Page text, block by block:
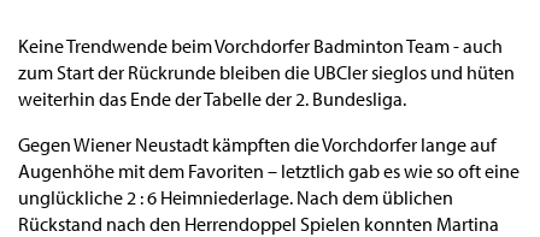
Keine Trendwende beim Vorchdorfer Badminton Team - auch
zum Start der Rückrunde bleiben die UBCler sieglos und hüten
weiterhin das Ende der Tabelle der 2. Bundesliga.
Gegen Wiener Neustadt kämpften die Vorchdorfer lange auf
Augenhöhe mit dem Favoriten – letztlich gab es wie so oft eine
unglückliche 2 : 6 Heimniederlage. Nach dem üblichen
Rückstand nach den Herrendoppel Spielen konnten Martina